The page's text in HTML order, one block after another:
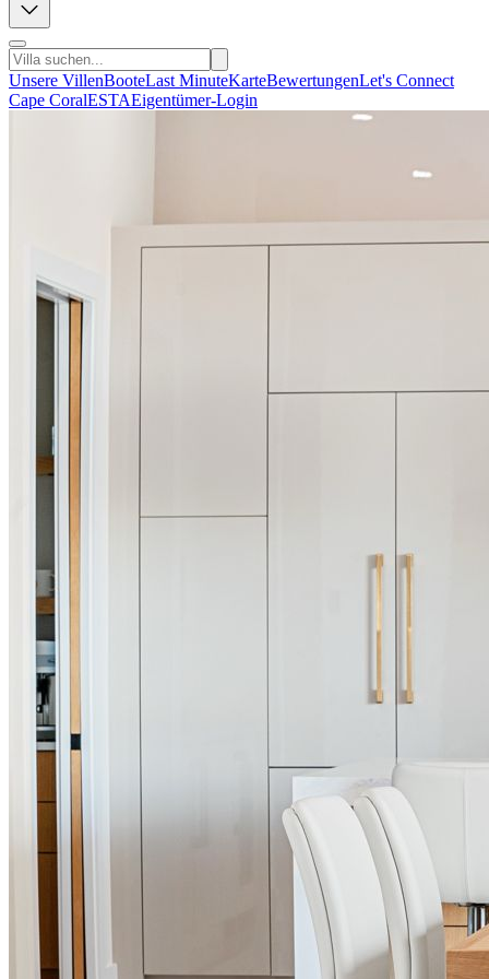
Unsere VillenBooteLast MinuteKarteBewertungenLet's Connect
Cape CoralESTAEigentümer-Login